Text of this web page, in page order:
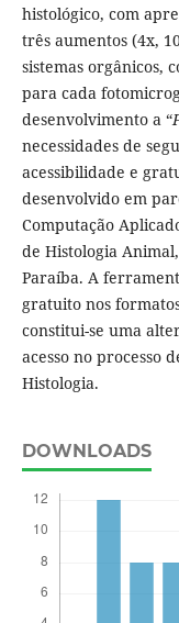
histológico, com
três aumentos (4x,
sistemas orgânicos,
para cada
desenvolvimento a “
necessidades de
acessibilidade e
desenvolvido em
Computação
de Histologia
Paraíba. A
gratuito nos
constitui-se uma
acesso no processo
Histologia.
DOWNLOADS